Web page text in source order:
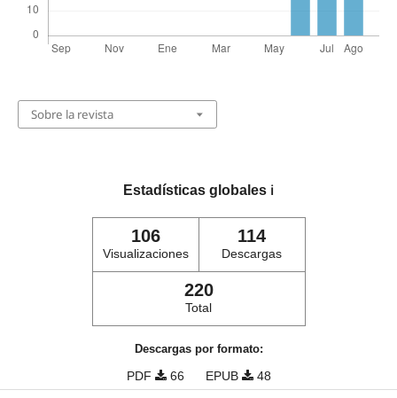
Sobre la revista
Estadísticas globales ℹ️
106
Visualizaciones
114
Descargas
220
Total
Descargas por formato:
PDF 66 EPUB 48